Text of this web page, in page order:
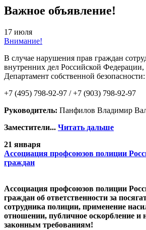
Важное объявление!
17 июля
Внимание!
В случае нарушения прав граждан
внутренних дел Российской Федерации,
Департамент собственной безопасности:
+7 (495) 798-92-97 / +7 (903) 798-92-97
Руководитель: Панфилов Владимир
Заместители... Читать дальше
21 января
Ассоциация профсоюзов полиции
граждан
Ассоциация профсоюзов полиции
граждан об ответственности за
сотрудника полиции, применение
отношении, публичное оскорбление и
законным требованиям!